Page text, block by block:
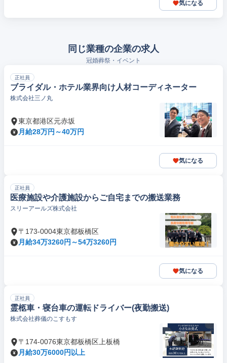
気になる
同じ業種の企業の求人
冠婚葬祭・イベント
正社員
ブライダル・ホテル業界向け人材コーディネーター
株式会社三ノ丸
東京都港区元赤坂
月給28万円～40万円
気になる
正社員
医療施設や介護施設からご自宅までの搬送業務
スリーアールズ株式会社
〒173-0004東京都板橋区
月給34万3260円～54万3260円
気になる
正社員
霊柩車・寝台車の運転ドライバー(夜勤搬送)
株式会社葬儀のこすもす
〒174-0076東京都板橋区上板橋
月給30万6000円以上